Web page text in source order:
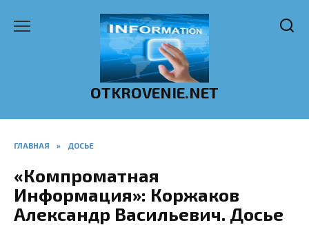
OTKROVENIE.NET
ГЛАВНАЯ » ДОСЬЕ
«Компроматная
Информация»: Коржаков
Александр Васильевич. Досье